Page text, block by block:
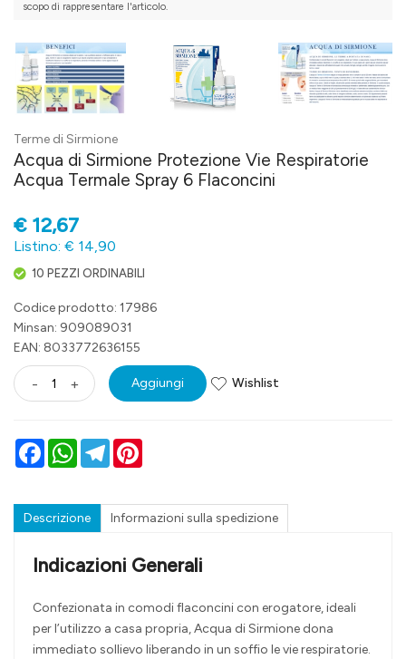
scopo di rappresentare l'articolo.
Terme di Sirmione
Acqua di Sirmione Protezione Vie Respiratorie
Acqua Termale Spray 6 Flaconcini
€ 12,67
Listino: € 14,90
10 PEZZI ORDINABILI
Codice prodotto: 17986
Minsan: 909089031
EAN: 8033772636155
- + Aggiungi Wishlist
FacebookWhatsAppTelegram
Descrizione Informazioni sulla spedizione
Indicazioni Generali
Confezionata in comodi flaconcini con erogatore, ideali
per l’utilizzo a casa propria, Acqua di Sirmione dona
immediato sollievo liberando in un soffio le vie respiratorie.